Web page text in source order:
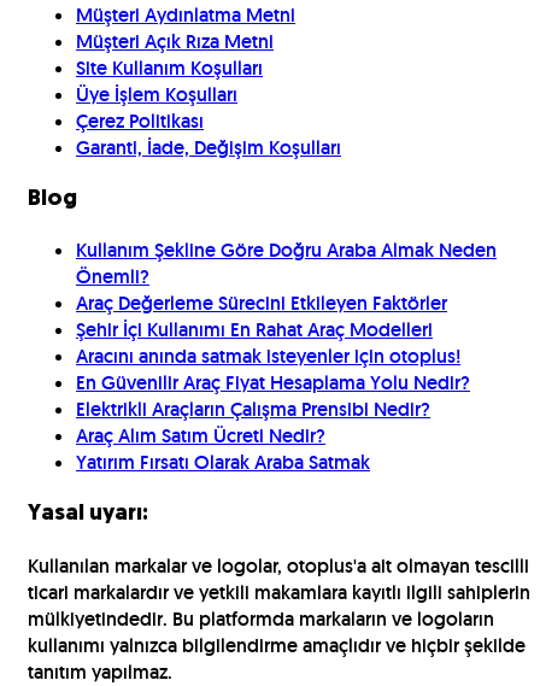
Müşteri Aydınlatma Metni
Müşteri Açık Rıza Metni
Site Kullanım Koşulları
Üye İşlem Koşulları
Çerez Politikası
Garanti, İade, Değişim Koşulları
Blog
Kullanım Şekline Göre Doğru Araba Almak Neden
Önemli?
Araç Değerleme Sürecini Etkileyen Faktörler
Şehir İçi Kullanımı En Rahat Araç Modelleri
Aracını anında satmak isteyenler için otoplus!
En Güvenilir Araç Fiyat Hesaplama Yolu Nedir?
Elektrikli Araçların Çalışma Prensibi Nedir?
Araç Alım Satım Ücreti Nedir?
Yatırım Fırsatı Olarak Araba Satmak
Yasal uyarı:
Kullanılan markalar ve logolar, otoplus'a ait olmayan tescilli
ticari markalardır ve yetkili makamlara kayıtlı ilgili sahiplerin
mülkiyetindedir. Bu platformda markaların ve logoların
kullanımı yalnızca bilgilendirme amaçlıdır ve hiçbir şekilde
tanıtım yapılmaz.